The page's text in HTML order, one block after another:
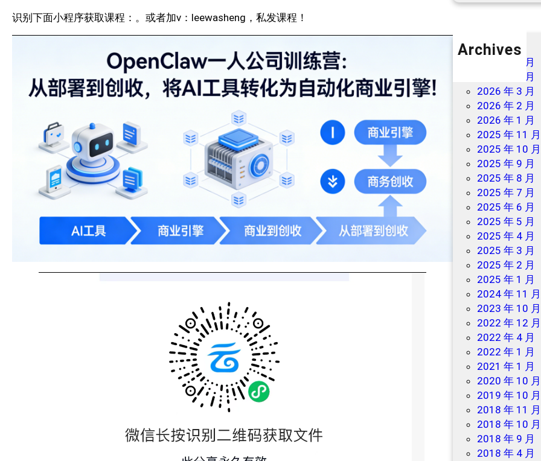
识别下面小程序获取课程：。或者加v：leewasheng，私发课程！
Archives
2026 年 7 月
2026 年 6 月
2026 年 3 月
2026 年 2 月
2026 年 1 月
2025 年 11 月
2025 年 10 月
2025 年 9 月
2025 年 8 月
2025 年 7 月
2025 年 6 月
2025 年 5 月
2025 年 4 月
2025 年 3 月
2025 年 2 月
2025 年 1 月
2024 年 11 月
2023 年 10 月
2022 年 12 月
2022 年 4 月
2022 年 1 月
2021 年 1 月
2020 年 10 月
2019 年 10 月
2018 年 11 月
2018 年 10 月
2018 年 9 月
2018 年 4 月